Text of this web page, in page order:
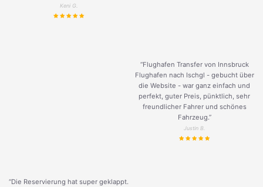
Keni G.
“Flughafen Transfer von Innsbruck
Flughafen nach Ischgl - gebucht über
die Website - war ganz einfach und
perfekt, guter Preis, pünktlich, sehr
freundlicher Fahrer und schönes
Fahrzeug.”
Justin B.
“Die Reservierung hat super geklappt.